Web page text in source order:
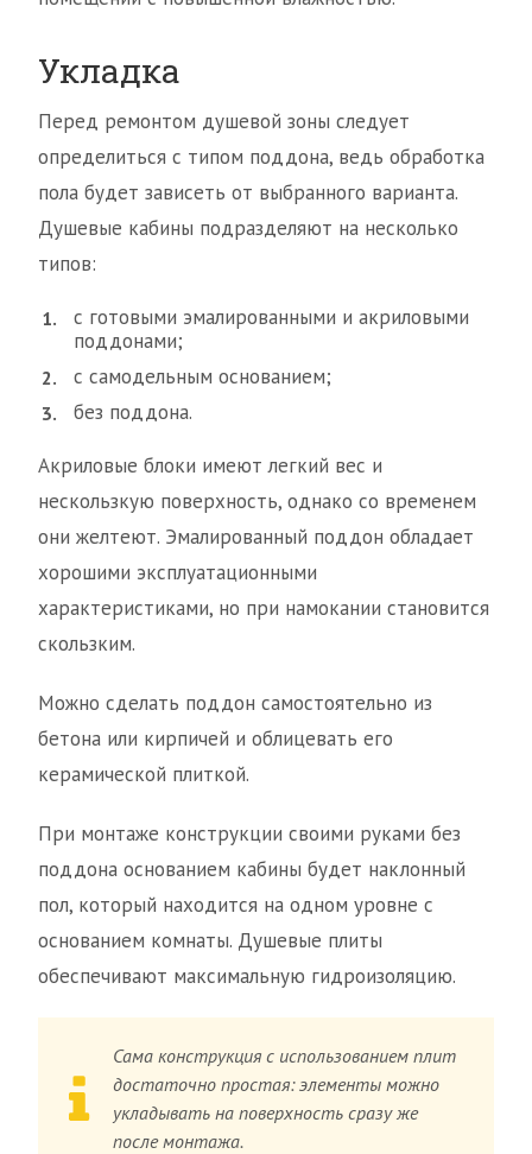
Укладка
Перед ремонтом душевой зоны следует
определиться с типом поддона, ведь обработка
пола будет зависеть от выбранного варианта.
Душевые кабины подразделяют на несколько
типов:
с готовыми эмалированными и акриловыми
поддонами;
с самодельным основанием;
без поддона.
Акриловые блоки имеют легкий вес и
нескользкую поверхность, однако со временем
они желтеют. Эмалированный поддон обладает
хорошими эксплуатационными
характеристиками, но при намокании становится
скользким.
Можно сделать поддон самостоятельно из
бетона или кирпичей и облицевать его
керамической плиткой.
При монтаже конструкции своими руками без
поддона основанием кабины будет наклонный
пол, который находится на одном уровне с
основанием комнаты. Душевые плиты
обеспечивают максимальную гидроизоляцию.
Сама конструкция с использованием плит
достаточно простая: элементы можно
укладывать на поверхность сразу же
после монтажа.